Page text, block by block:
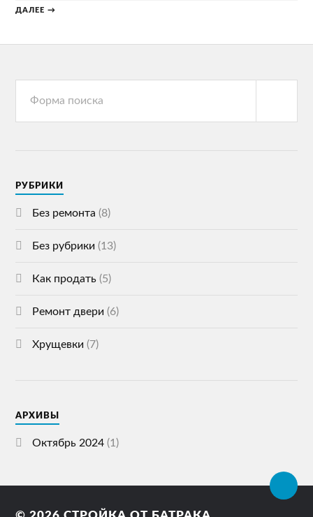
ДАЛЕЕ →
РУБРИКИ
Без ремонта (8)
Без рубрики (13)
Как продать (5)
Ремонт двери (6)
Хрущевки (7)
АРХИВЫ
Октябрь 2024 (1)